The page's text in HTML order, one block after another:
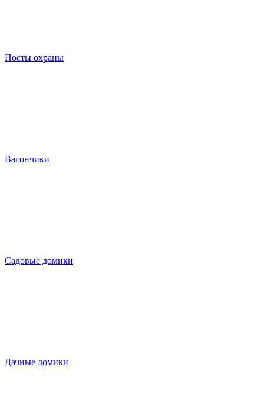
Посты охраны
Вагончики
Садовые домики
Дачные домики